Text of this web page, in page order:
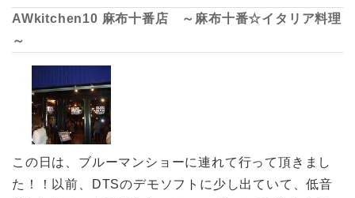
AWkitchen10 麻布十番店 ～麻布十番☆イタリア料理
～
この日は、ブルーマンショーに連れて行って頂きまし
た！！以前、DTSのデモソフトに少し出ていて、低音